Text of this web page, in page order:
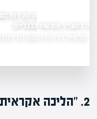
שווי החברה
מה זה דוח כספי של
הכלכליים
מה זה דוח כספי של